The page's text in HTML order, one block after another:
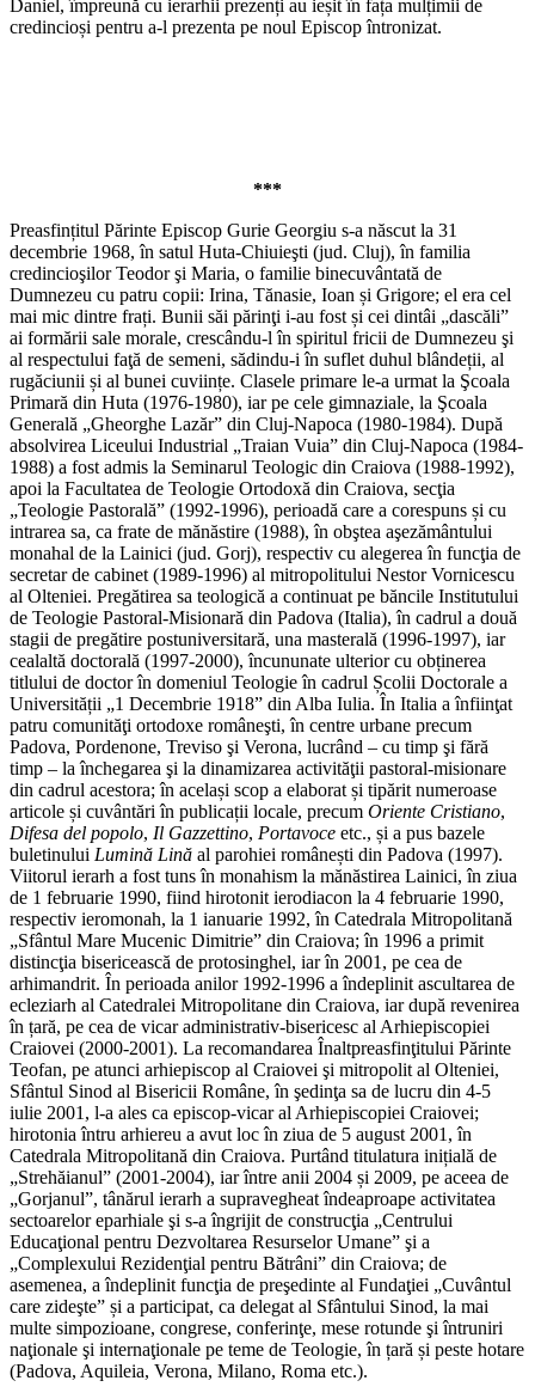
Daniel, împreună cu ierarhii prezenți au ieșit în fața mulțimii de
credincioși pentru a-l prezenta pe noul Episcop întronizat.
***
Preasfințitul Părinte Episcop Gurie Georgiu s-a născut la 31
decembrie 1968, în satul Huta-Chiuieşti (jud. Cluj), în familia
credincioşilor Teodor şi Maria, o familie binecuvântată de
Dumnezeu cu patru copii: Irina, Tănasie, Ioan și Grigore; el era cel
mai mic dintre frați. Bunii săi părinţi i-au fost și cei dintâi „dascăli”
ai formării sale morale, crescându-l în spiritul fricii de Dumnezeu şi
al respectului faţă de semeni, sădindu-i în suflet duhul blândeții, al
rugăciunii și al bunei cuviințe. Clasele primare le-a urmat la Şcoala
Primară din Huta (1976-1980), iar pe cele gimnaziale, la Şcoala
Generală „Gheorghe Lazăr” din Cluj-Napoca (1980-1984). După
absolvirea Liceului Industrial „Traian Vuia” din Cluj-Napoca (1984-
1988) a fost admis la Seminarul Teologic din Craiova (1988-1992),
apoi la Facultatea de Teologie Ortodoxă din Craiova, secţia
„Teologie Pastorală” (1992-1996), perioadă care a corespuns și cu
intrarea sa, ca frate de mănăstire (1988), în obştea aşezământului
monahal de la Lainici (jud. Gorj), respectiv cu alegerea în funcţia de
secretar de cabinet (1989-1996) al mitropolitului Nestor Vornicescu
al Olteniei. Pregătirea sa teologică a continuat pe băncile Institutului
de Teologie Pastoral-Misionară din Padova (Italia), în cadrul a două
stagii de pregătire postuniversitară, una masterală (1996-1997), iar
cealaltă doctorală (1997-2000), încununate ulterior cu obținerea
titlului de doctor în domeniul Teologie în cadrul Școlii Doctorale a
Universității „1 Decembrie 1918” din Alba Iulia. În Italia a înfiinţat
patru comunităţi ortodoxe româneşti, în centre urbane precum
Padova, Pordenone, Treviso şi Verona, lucrând – cu timp şi fără
timp – la închegarea şi la dinamizarea activităţii pastoral-misionare
din cadrul acestora; în același scop a elaborat și tipărit numeroase
articole și cuvântări în publicații locale, precum Oriente Cristiano,
Difesa del popolo, Il Gazzettino, Portavoce etc., și a pus bazele
buletinului Lumină Lină al parohiei românești din Padova (1997).
Viitorul ierarh a fost tuns în monahism la mănăstirea Lainici, în ziua
de 1 februarie 1990, fiind hirotonit ierodiacon la 4 februarie 1990,
respectiv ieromonah, la 1 ianuarie 1992, în Catedrala Mitropolitană
„Sfântul Mare Mucenic Dimitrie” din Craiova; în 1996 a primit
distincţia bisericească de protosinghel, iar în 2001, pe cea de
arhimandrit. În perioada anilor 1992-1996 a îndeplinit ascultarea de
ecleziarh al Catedralei Mitropolitane din Craiova, iar după revenirea
în țară, pe cea de vicar administrativ-bisericesc al Arhiepiscopiei
Craiovei (2000-2001). La recomandarea Înaltpreasfinţitului Părinte
Teofan, pe atunci arhiepiscop al Craiovei şi mitropolit al Olteniei,
Sfântul Sinod al Bisericii Române, în şedinţa sa de lucru din 4-5
iulie 2001, l-a ales ca episcop-vicar al Arhiepiscopiei Craiovei;
hirotonia întru arhiereu a avut loc în ziua de 5 august 2001, în
Catedrala Mitropolitană din Craiova. Purtând titulatura inițială de
„Strehăianul” (2001-2004), iar între anii 2004 și 2009, pe aceea de
„Gorjanul”, tânărul ierarh a supravegheat îndeaproape activitatea
sectoarelor eparhiale şi s-a îngrijit de construcţia „Centrului
Educaţional pentru Dezvoltarea Resurselor Umane” şi a
„Complexului Rezidenţial pentru Bătrâni” din Craiova; de
asemenea, a îndeplinit funcţia de preşedinte al Fundaţiei „Cuvântul
care zideşte” și a participat, ca delegat al Sfântului Sinod, la mai
multe simpozioane, congrese, conferinţe, mese rotunde şi întruniri
naţionale şi internaţionale pe teme de Teologie, în țară și peste hotare
(Padova, Aquileia, Verona, Milano, Roma etc.).